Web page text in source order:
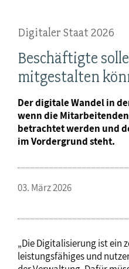
Digitaler Staat 2026
Beschäftigte
mitgestalten
Der digitale Wandel in
wenn die
betrachtet werden und
im Vordergrund steht.
03. März 2026
„Die Digitalisierung ist ein
leistungsfähiges und